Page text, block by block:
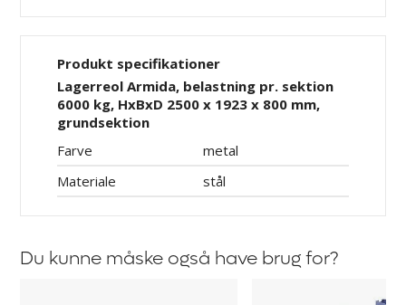
Produkt specifikationer
Lagerreol Armida, belastning pr. sektion
6000 kg, HxBxD 2500 x 1923 x 800 mm,
grundsektion
Farve
metal
Materiale
stål
Du kunne måske også have brug for?